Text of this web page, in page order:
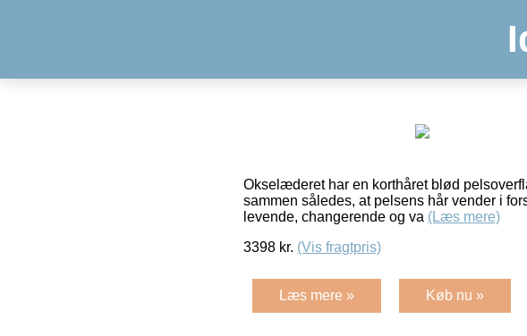
Okselæderet har en korthåret blød
sammen således, at pelsens hår vender i
levende, changerende og va (Læs mere)
3398 kr. (Vis fragtpris)
Læs mere » Køb nu »